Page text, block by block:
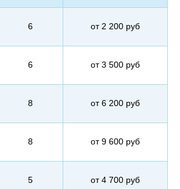
6 от 2 200 руб
6 от 3 500 руб
8 от 6 200 руб
8 от 9 600 руб
5 от 4 700 руб